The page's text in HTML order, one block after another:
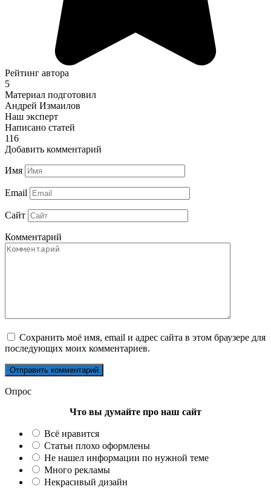
Рейтинг автора
5
Материал подготовил
Андрей Измаилов
Наш эксперт
Написано статей
116
Добавить комментарий
Имя
Email
Сайт
Комментарий
Сохранить моё имя, email и адрес сайта в этом браузере для
последующих моих комментариев.
Опрос
Что вы думайте про наш сайт
Всё нравится
Статьи плохо оформлены
Не нашел информации по нужной теме
Много рекламы
Некрасивый дизайн